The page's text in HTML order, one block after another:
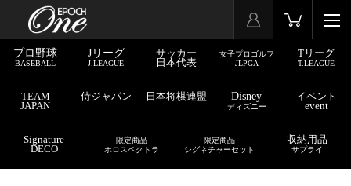
プロ野球
BASEBALL
Jリーグ
J.LEAGUE
サッカー
日本代表
女子プロゴルフ
JLPGA
Tリーグ
T.LEAGUE
TEAM
JAPAN
侍ジャパン 日本将棋連盟 Disney
ディズニー
イベント
event
Signature
DECO
限定商品
ホロスペクトラ
限定商品
シグネチャーセット
収納用品
サプライ